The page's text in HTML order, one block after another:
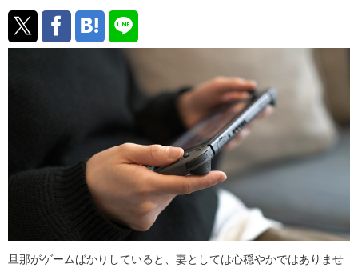
洗濯
生活の知恵
旦那がゲームばかりしていると、妻としては心穏やかではありませ